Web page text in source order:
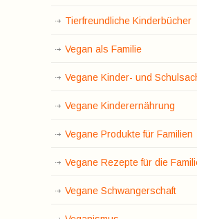
Tierfreundliche Kinderbücher
Vegan als Familie
Vegane Kinder- und
Vegane Kinderernährung
Vegane Produkte für Familien
Vegane Rezepte für die
Vegane Schwangerschaft